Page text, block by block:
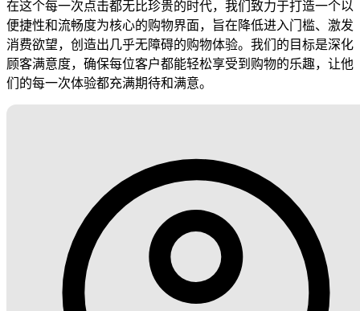
在这个每一次点击都无比珍贵的时代，我们致力于打造一个以
便捷性和流畅度为核心的购物界面，旨在降低进入门槛、激发
消费欲望，创造出几乎无障碍的购物体验。我们的目标是深化
顾客满意度，确保每位客户都能轻松享受到购物的乐趣，让他
们的每一次体验都充满期待和满意。